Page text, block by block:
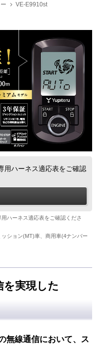
VE-E9910st
用ハーネス適応表をご確認
ハーネス適応表をご確認くださ
ション(MT)車、商用車(4ナンバー
実現した
無線通信において、ス